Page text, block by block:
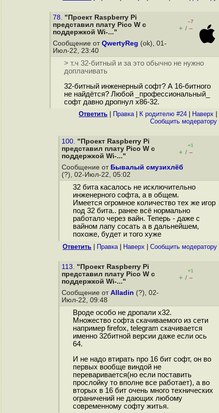
78. "Проект Raspberry Pi
представил плату Pico W с
поддержкой Wi-..."
–7
+ / –
Сообщение от QwertyReg (ok), 01-
Июл-22, 23:40
> т.ч 32-битный и за это обычно не нужно
доплачивать
32-битный инженерный софт? А 16-битного
не найдётся? Любой _профессиональный_
софт давно дропнул x86-32.
Ответить Правка| К родителю #24 Наверх
Cообщить модератору
100. "Проект Raspberry Pi
представил плату Pico W с
поддержкой Wi-..."
+1
+ / –
Сообщение от Бывалый смузихлёб
(?), 02-Июл-22, 05:02
32 бита касалось не исключительно
инженерного софта, а в общем.
Имеется огромное количество тех же игор
под 32 бита.. ранее всё нормально
работало через вайн. Теперь - даже с
вайном лапу сосать а в дальнейшем,
похоже, будет и того хуже
Ответить Правка| Наверх Cообщить модератору
113. "Проект Raspberry Pi
представил плату Pico W с
поддержкой Wi-..."
+1
+ / –
Сообщение от Alladin (?), 02-
Июл-22, 09:48
Вроде особо не дропали x32.
Множество софта скачиваемого из сети
например firefox, telegram скачивается
именно 32битной версии даже если ось
64.
И не надо втирать про 16 бит софт, он во
первых вообще виндой не
переваривается(но если поставить
прослойку то вполне все работает), а во
вторых в 16 бит очень много технических
ограничений не дающих любому
современному софту житья.